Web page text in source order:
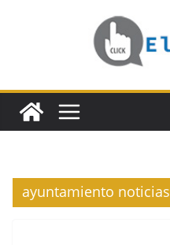
ayuntamiento noticias